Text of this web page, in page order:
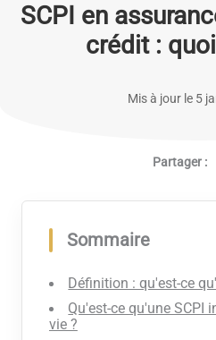
SCPI en
crédit :
Mis à jour le 5
Partager :
Sommaire
Définition : qu'est-ce
Qu'est-ce qu'une SCPI
vie ?